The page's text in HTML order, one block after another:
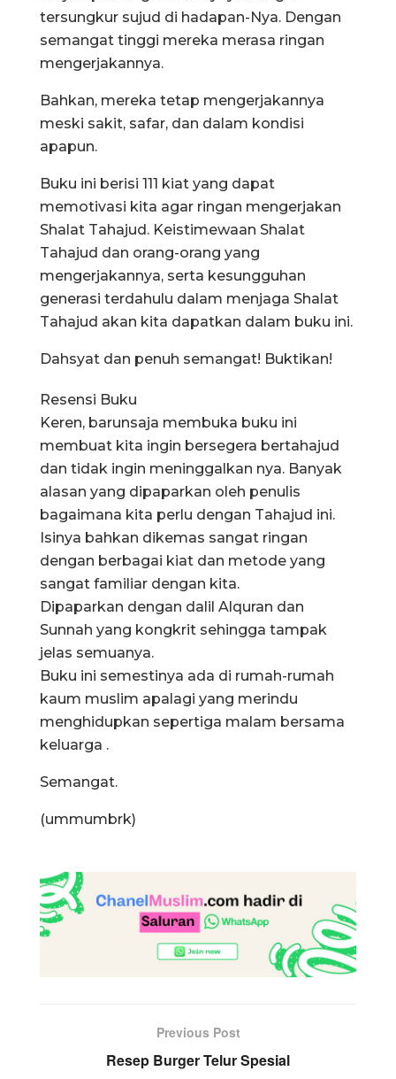
tersungkur sujud di hadapan-Nya. Dengan
semangat tinggi mereka merasa ringan
mengerjakannya.
Bahkan, mereka tetap mengerjakannya
meski sakit, safar, dan dalam kondisi
apapun.
Buku ini berisi 111 kiat yang dapat
memotivasi kita agar ringan mengerjakan
Shalat Tahajud. Keistimewaan Shalat
Tahajud dan orang-orang yang
mengerjakannya, serta kesungguhan
generasi terdahulu dalam menjaga Shalat
Tahajud akan kita dapatkan dalam buku ini.
Dahsyat dan penuh semangat! Buktikan!
Resensi Buku
Keren, barunsaja membuka buku ini
membuat kita ingin bersegera bertahajud
dan tidak ingin meninggalkan nya. Banyak
alasan yang dipaparkan oleh penulis
bagaimana kita perlu dengan Tahajud ini.
Isinya bahkan dikemas sangat ringan
dengan berbagai kiat dan metode yang
sangat familiar dengan kita.
Dipaparkan dengan dalil Alquran dan
Sunnah yang kongkrit sehingga tampak
jelas semuanya.
Buku ini semestinya ada di rumah-rumah
kaum muslim apalagi yang merindu
menghidupkan sepertiga malam bersama
keluarga .
Semangat.
(ummumbrk)
Previous Post
Resep Burger Telur Spesial